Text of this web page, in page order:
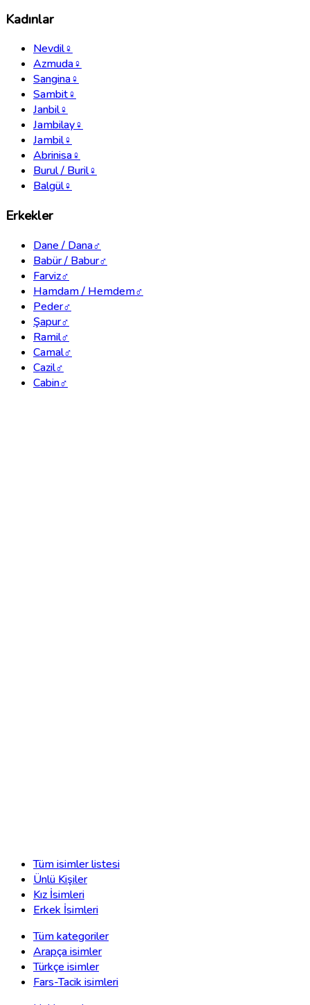
Kadınlar
Nevdil♀
Azmuda♀
Sangina♀
Sambit♀
Janbil♀
Jambilay♀
Jambil♀
Abrinisa♀
Burul / Buril♀
Balgül♀
Erkekler
Dane / Dana♂
Babür / Babur♂
Farviz♂
Hamdam / Hemdem♂
Peder♂
Şapur♂
Ramil♂
Camal♂
Cazil♂
Cabin♂
Tüm isimler listesi
Ünlü Kişiler
Kız İsimleri
Erkek İsimleri
Tüm kategoriler
Arapça isimler
Türkçe isimler
Fars-Tacik isimleri